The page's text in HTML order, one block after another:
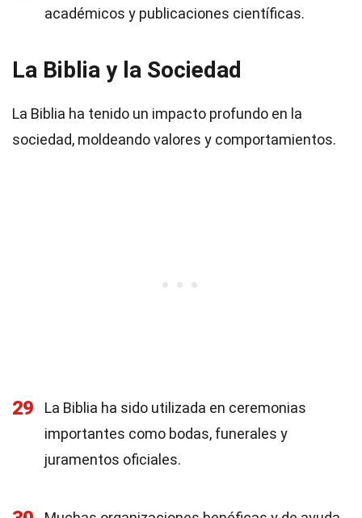
académicos y publicaciones científicas.
La Biblia y la Sociedad
La Biblia ha tenido un impacto profundo en la
sociedad, moldeando valores y comportamientos.
29
La Biblia ha sido utilizada en ceremonias
importantes como bodas, funerales y
juramentos oficiales.